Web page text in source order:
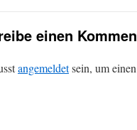
einen
angemeldetsein, um